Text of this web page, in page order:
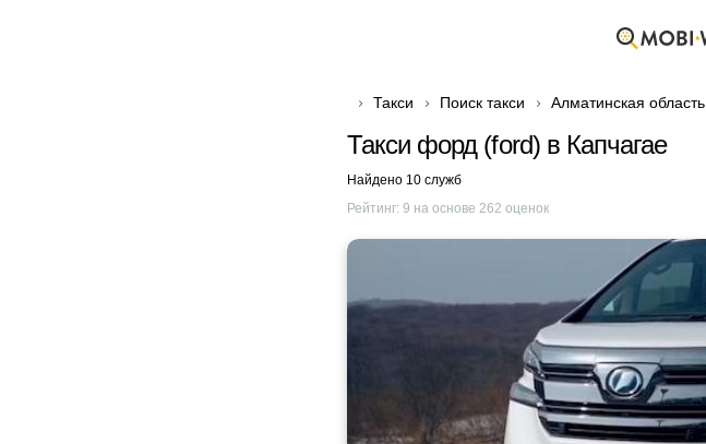
Такси Поиск такси Алматинская область
Такси форд (ford) в Капчагае
Найдено 10 служб
Рейтинг: 9 на основе 262 оценок